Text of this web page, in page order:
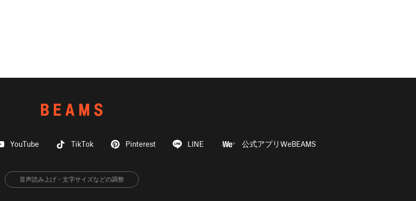
YouTube TikTok Pinterest LINE 公式アプリWeBEAMS
音声読み上げ・文字サイズなどの調整